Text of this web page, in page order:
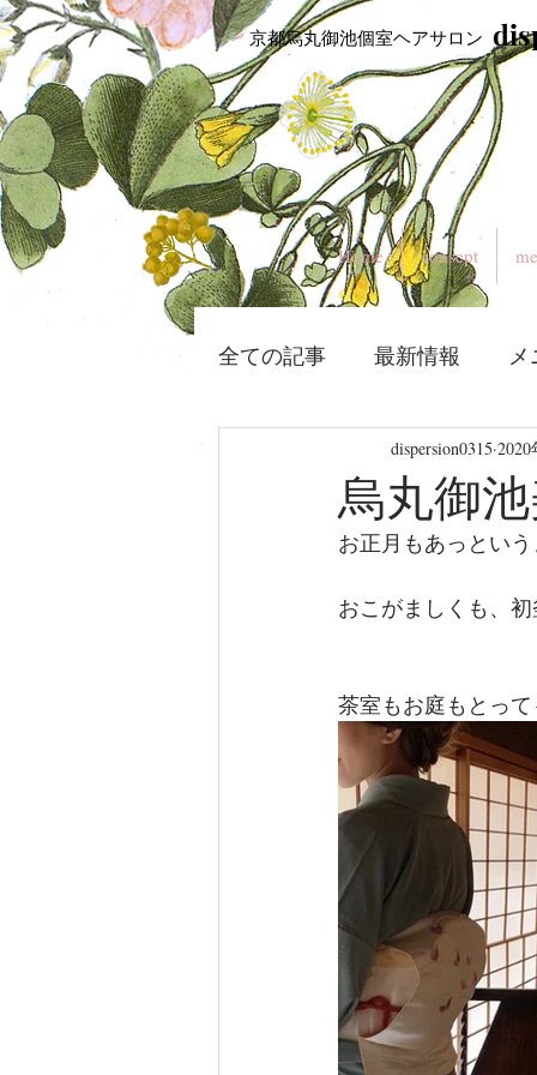
​ 京都烏丸御池個室ヘアサロン
Home consept
全ての記事 最新情報
烏丸御
dispersion0315 2020
お正月もあっとい
おこがましくも、
茶室もお庭もとっ